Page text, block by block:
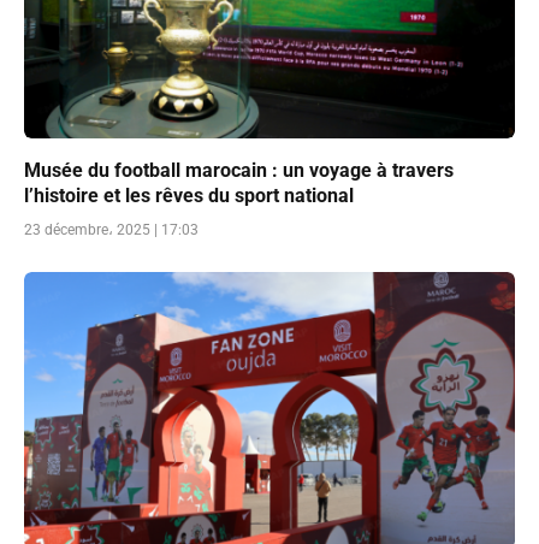
Musée du football marocain : un voyage à travers
l’histoire et les rêves du sport national
23 décembre، 2025 | 17:03